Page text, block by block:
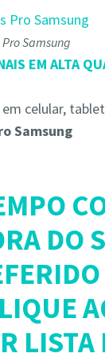
Samsung
EM ALTA
celular,
Samsung
DO
LISTA